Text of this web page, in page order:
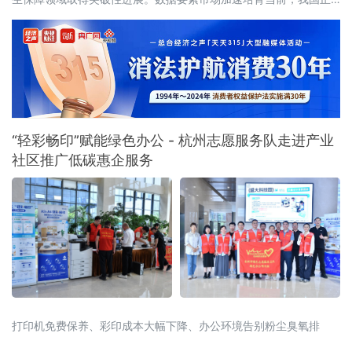
《关于构建更加完
“轻彩畅印”赋能绿色办公 - 杭州志愿服务队走进产业
社区推广低碳惠企服务
打印机免费保养、彩印成本大幅下降、办公环境告别粉尘臭氧排